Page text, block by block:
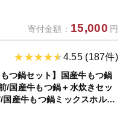
空パック 鮮度長持ち 朝食 弁
寄付金額： 15,000 円
4.55 (187件)
もつ鍋セット】国産牛もつ鍋
/国産牛もつ鍋＋水炊きセッ
国産牛もつ鍋ミックスホルモ
前 もつ鍋 モツ鍋 ミックス